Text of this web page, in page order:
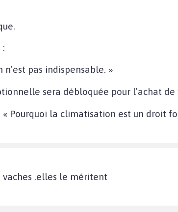
:
pas indispensable. »
sera débloquée pour l’achat
Pourquoi la climatisation est un droit
.elles le méritent